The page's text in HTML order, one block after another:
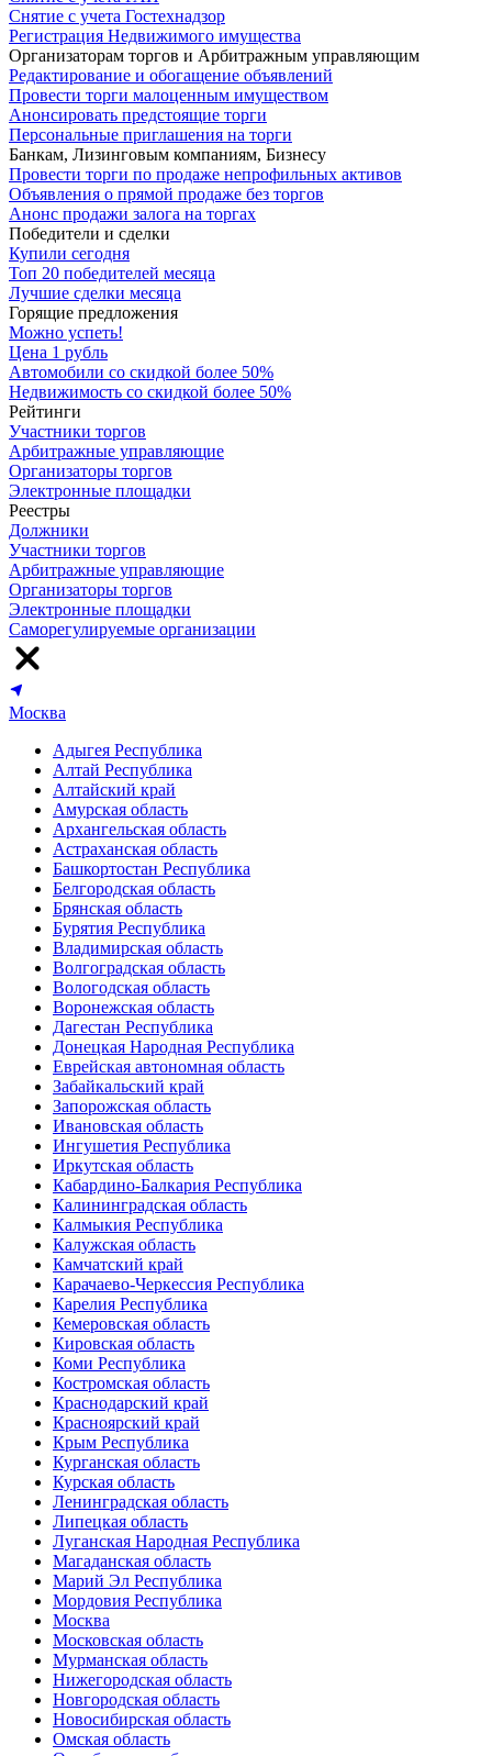
Снятие с учета Гостехнадзор
Регистрация Недвижимого имущества
Организаторам торгов и Арбитражным управляющим
Редактирование и обогащение объявлений
Провести торги малоценным имуществом
Анонсировать предстоящие торги
Персональные приглашения на торги
Банкам, Лизинговым компаниям, Бизнесу
Провести торги по продаже непрофильных активов
Объявления о прямой продаже без торгов
Анонс продажи залога на торгах
Победители и сделки
Купили сегодня
Топ 20 победителей месяца
Лучшие сделки месяца
Горящие предложения
Можно успеть!
Цена 1 рубль
Автомобили со скидкой более 50%
Недвижимость со скидкой более 50%
Рейтинги
Участники торгов
Арбитражные управляющие
Организаторы торгов
Электронные площадки
Реестры
Должники
Участники торгов
Арбитражные управляющие
Организаторы торгов
Электронные площадки
Саморегулируемые организации
Москва
Адыгея Республика
Алтай Республика
Алтайский край
Амурская область
Архангельская область
Астраханская область
Башкортостан Республика
Белгородская область
Брянская область
Бурятия Республика
Владимирская область
Волгоградская область
Вологодская область
Воронежская область
Дагестан Республика
Донецкая Народная Республика
Еврейская автономная область
Забайкальский край
Запорожская область
Ивановская область
Ингушетия Республика
Иркутская область
Кабардино-Балкария Республика
Калининградская область
Калмыкия Республика
Калужская область
Камчатский край
Карачаево-Черкессия Республика
Карелия Республика
Кемеровская область
Кировская область
Коми Республика
Костромская область
Краснодарский край
Красноярский край
Крым Республика
Курганская область
Курская область
Ленинградская область
Липецкая область
Луганская Народная Республика
Магаданская область
Марий Эл Республика
Мордовия Республика
Москва
Московская область
Мурманская область
Нижегородская область
Новгородская область
Новосибирская область
Омская область